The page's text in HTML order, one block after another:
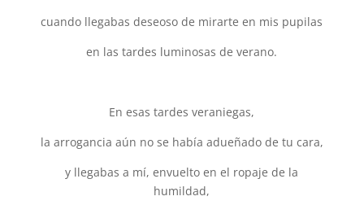
cuando llegabas deseoso de mirarte en mis pupilas
en las tardes luminosas de verano.
En esas tardes veraniegas,
la arrogancia aún no se había adueñado de tu cara,
y llegabas a mí, envuelto en el ropaje de la
humildad,